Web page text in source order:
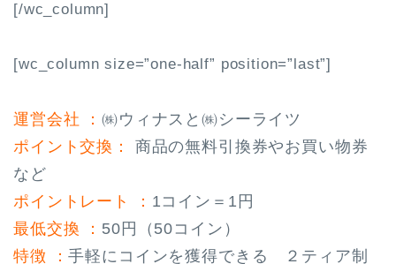
[/wc_column]
[wc_column size=”one-half” position=”last”]
運営会社 ：㈱ウィナスと㈱シーライツ
ポイント交換：
商品の無料引換券やお買い物券
など
ポイントレート ： 1コイン＝1円
最低交換 ： 50円（50コイン）
特徴 ：手軽にコインを獲得できる ２ティア制